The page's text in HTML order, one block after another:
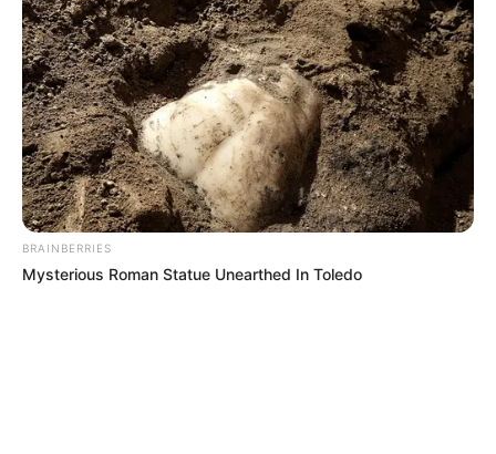
01SITP
Cambian paradas de SITP clave en Bosa: no
quede perdido y conozca la nueva ruta
02DISPOSITIVO DE SEGURIDAD
En Tolima blindan corredores viales para
prevenir el transporte de explosivos o hechos
violentos en posesión presidencial
BRAINBERRIES
Mysterious Roman Statue Unearthed In Toledo